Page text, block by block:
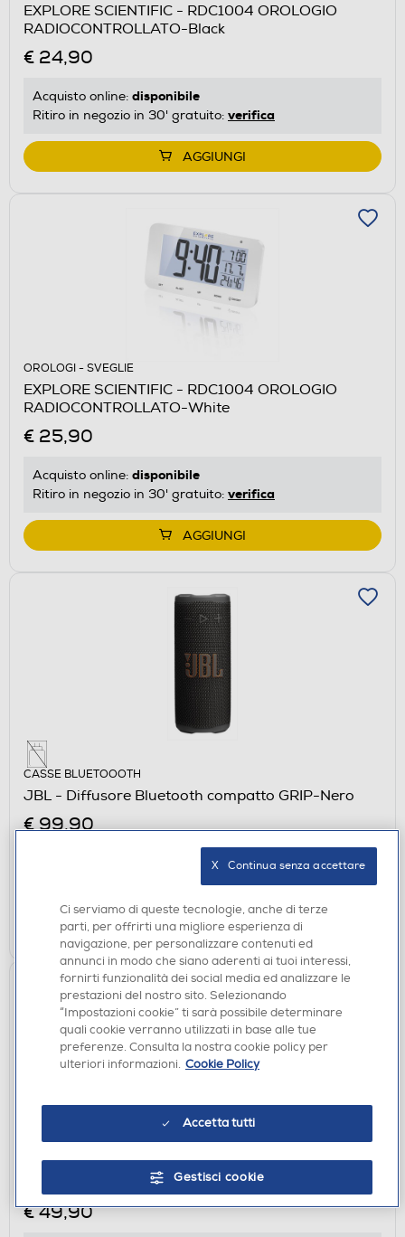
EXPLORE SCIENTIFIC - RDC1004 OROLOGIO
RADIOCONTROLLATO-Black
€ 24,90
Acquisto online: disponibile
Ritiro in negozio in 30' gratuito: verifica
AGGIUNGI
OROLOGI - SVEGLIE
EXPLORE SCIENTIFIC - RDC1004 OROLOGIO
RADIOCONTROLLATO-White
€ 25,90
Acquisto online: disponibile
Ritiro in negozio in 30' gratuito: verifica
AGGIUNGI
CASSE BLUETOOOTH
JBL - Diffusore Bluetooth compatto GRIP-Nero
€ 99,90
Ritiro in negozio in 30' gratuito:verifica
AGGIUNGI
CASSE BLUETOOOTH
JBL - Speaker GO 4-Rosa
€ 49,90
Ci serviamo di queste tecnologie, anche di terze
parti, per offrirti una migliore esperienza di
navigazione, per personalizzare contenuti ed
annunci in modo che siano aderenti ai tuoi interessi,
fornirti funzionalità dei social media ed analizzare le
prestazioni del nostro sito. Selezionando
“Impostazioni cookie” ti sarà possibile determinare
quali cookie verranno utilizzati in base alle tue
preferenze. Consulta la nostra cookie policy per
ulteriori informazioni. Cookie Policy
Accetta tutti
Gestisci cookie
X   Continua senza accettare